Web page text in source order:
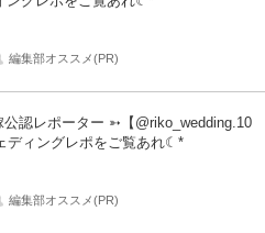
編集部オススメ(PR)
認レポーター ➳【@riko_wedding.10
ディングレポをご覧あれ☾*
編集部オススメ(PR)